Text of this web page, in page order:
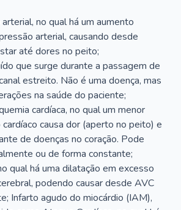
no qual há um aumento
arterial, causando desde
até dores no peito;
que surge durante a passagem de
estreito. Não é uma doença, mas
na saúde do paciente;
cardíaca, no qual um menor
causa dor (aperto no peito) e
de doenças no coração. Pode
ou de forma constante;
qual há uma dilatação em excesso
podendo causar desde AVC
Infarto agudo do miocárdio (IAM),